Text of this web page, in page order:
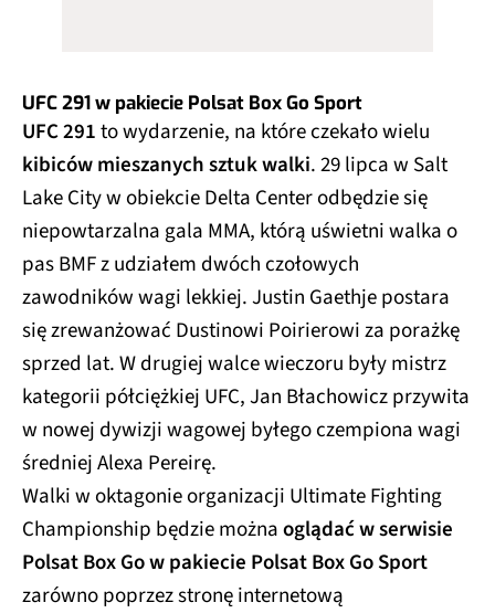
UFC 291 w pakiecie Polsat Box Go Sport
UFC 291to wydarzenie, na które czekało wielu
kibiców mieszanych sztuk walki. 29 lipca w Salt
Lake City w obiekcie Delta Center odbędzie się
niepowtarzalna gala MMA, którą uświetni walka o
pas BMF z udziałem dwóch czołowych
zawodników wagi lekkiej. Justin Gaethje postara
się zrewanżować Dustinowi Poirierowi za porażkę
sprzed lat. W drugiej walce wieczoru były mistrz
kategorii półciężkiej UFC, Jan Błachowicz przywita
w nowej dywizji wagowej byłego czempiona wagi
średniej Alexa Pereirę.
Walki w oktagonie organizacji Ultimate Fighting
Championship będzie możnaoglądać w serwisie
Polsat Box Go w pakiecie Polsat Box Go Sport
zarówno poprzez stronę internetową